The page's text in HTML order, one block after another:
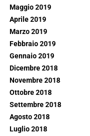
Maggio 2019
Aprile 2019
Marzo 2019
Febbraio 2019
Gennaio 2019
Dicembre 2018
Novembre 2018
Ottobre 2018
Settembre 2018
Agosto 2018
Luglio 2018